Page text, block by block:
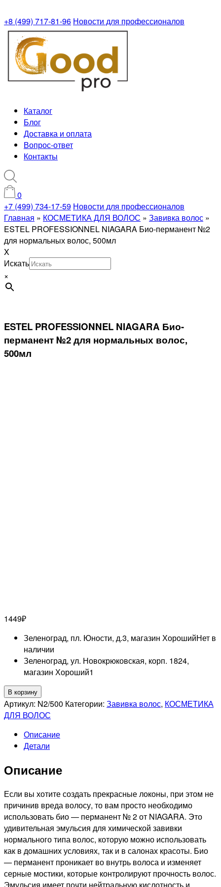
+8 (499) 717-81-96 Новости для профессионалов
Каталог
Блог
Доставка и оплата
Вопрос-ответ
Контакты
0
+7 (499) 734-17-59 Новости для профессионалов
Главная » КОСМЕТИКА ДЛЯ ВОЛОС » Завивка волос »
ESTEL PROFESSIONNEL NIAGARA Био-перманент №2
для нормальных волос, 500мл
X
Искать
×
ESTEL PROFESSIONNEL NIAGARA Био-
перманент №2 для нормальных волос,
500мл
1449₽
Зеленоград, пл. Юности, д.3, магазин ХорошийНет в
наличии
Зеленоград, ул. Новокрюковская, корп. 1824,
магазин Хороший1
Количество
товара
ESTEL
NIAGARA
Био-
№2
нормальных
волос,
500мл
В корзину
Артикул: N2/500 Категории: Завивка волос, КОСМЕТИКА
ДЛЯ ВОЛОС
Описание
Детали
Описание
Если вы хотите создать прекрасные локоны, при этом не
причинив вреда волосу, то вам просто необходимо
использовать био — перманент № 2 от NIAGARA. Это
удивительная эмульсия для химической завивки
нормального типа волос, которую можно использовать
как в домашних условиях, так и в салонах красоты. Био
— перманент проникает во внутрь волоса и изменяет
серные мостики, которые контролируют прочность волос.
Эмульсия имеет почти нейтральную кислотность и